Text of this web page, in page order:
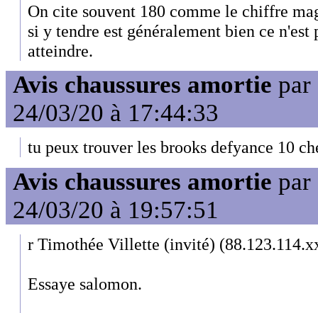
On cite souvent 180 comme le chiffre
si y tendre est généralement bien ce n'est
atteindre.
Avis chaussures amortie par
24/03/20 à 17:44:33
tu peux trouver les brooks defyance 10
Avis chaussures amortie par
24/03/20 à 19:57:51
r Timothée Villette (invité)
Essaye salomon.